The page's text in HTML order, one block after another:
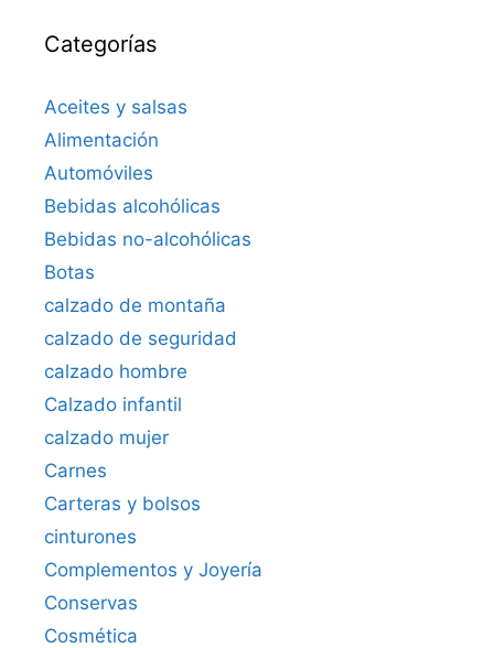
Categorías
Aceites y salsas
Alimentación
Automóviles
Bebidas alcohólicas
Bebidas no-alcohólicas
Botas
calzado de montaña
calzado de seguridad
calzado hombre
Calzado infantil
calzado mujer
Carnes
Carteras y bolsos
cinturones
Complementos y Joyería
Conservas
Cosmética